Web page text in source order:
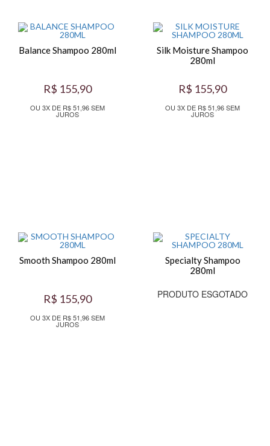
Balance Shampoo 280ml
R$ 155,90
OU 3X DE R$ 51,96 SEM
JUROS
Silk Moisture Shampoo
280ml
R$ 155,90
OU 3X DE R$ 51,96 SEM
JUROS
Smooth Shampoo 280ml
R$ 155,90
OU 3X DE R$ 51,96 SEM
JUROS
Specialty Shampoo
280ml
PRODUTO ESGOTADO